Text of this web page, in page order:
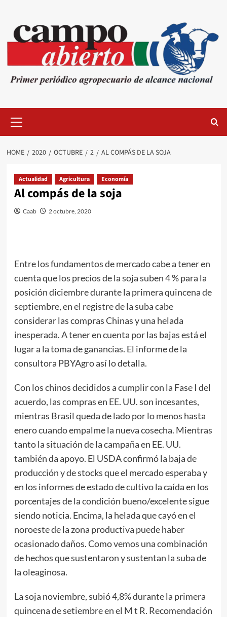
content
Menu
HOME 2020 OCTUBRE 2 AL COMPÁS DE LA SOJA
Actualidad Agricultura Economía
Al compás de la soja
Caab 2 octubre, 2020
Entre los fundamentos de mercado cabe a tener en
cuenta que los precios de la soja suben 4 % para la
posición diciembre durante la primera quincena de
septiembre, en el registre de la suba cabe
considerar las compras Chinas y una helada
inesperada. A tener en cuenta por las bajas está el
lugar a la toma de ganancias. El informe de la
consultora PBYAgro así lo detalla.
Con los chinos decididos a cumplir con la Fase I del
acuerdo, las compras en EE. UU. son incesantes,
mientras Brasil queda de lado por lo menos hasta
enero cuando empalme la nueva cosecha. Mientras
tanto la situación de la campaña en EE. UU.
también da apoyo. El USDA confirmó la baja de
producción y de stocks que el mercado esperaba y
en los informes de estado de cultivo la caída en los
porcentajes de la condición bueno/excelente sigue
siendo noticia. Encima, la helada que cayó en el
noroeste de la zona productiva puede haber
ocasionado daños. Como vemos una combinación
de hechos que sustentaron y sustentan la suba de
la oleaginosa.
La soja noviembre, subió 4,8% durante la primera
quincena de setiembre en el M t R. Recomendación